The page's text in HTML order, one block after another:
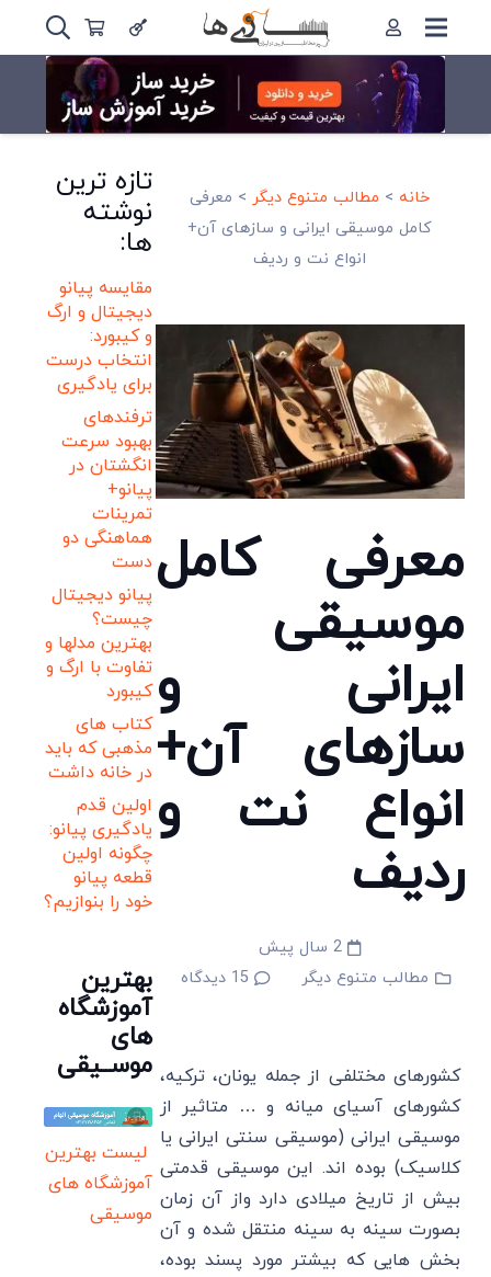
خانه > مطالب متنوع دیگر> معرفی
کامل موسیقی ایرانی و سازهای آن+
انواع نت و ردیف
معرفی کامل
موسیقی
ایرانی و
سازهای آن+
انواع نت و
ردیف
2 سال پیش
مطالب متنوع دیگر
15 دیدگاه
کشورهای مختلفی از جمله یونان، ترکیه،
کشورهای آسیای میانه و … متاثیر از
موسیقی ایرانی (موسیقی سنتی ایرانی یا
کلاسیک) بوده اند. این موسیقی قدمتی
بیش از تاریخ میلادی دارد واز آن زمان
بصورت سینه به سینه منتقل شده و آن
بخش هایی که بیشتر مورد پسند بوده،
تازه ترین
نوشته
ها:
مقایسه پیانو
دیجیتال و ارگ
و کیبورد:
انتخاب درست
برای یادگیری
ترفندهای
بهبود سرعت
انگشتان در
پیانو+
تمرینات
هماهنگی دو
دست
پیانو دیجیتال
چیست؟
بهترین مدلها و
تفاوت با ارگ و
کیبورد
کتاب های
مذهبی که باید
در خانه داشت
اولین قدم
یادگیری پیانو:
چگونه اولین
قطعه پیانو
خود را بنوازیم؟
بهترین
آموزشگاه
های
موســیقی
لیست بهترین
آموزشگاه های
موسیقی